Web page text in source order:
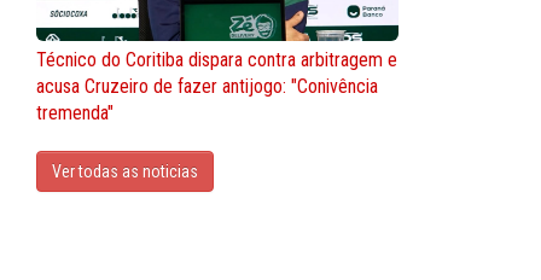
Técnico do Coritiba dispara contra arbitragem e
acusa Cruzeiro de fazer antijogo: "Conivência
tremenda"
Ver todas as noticias